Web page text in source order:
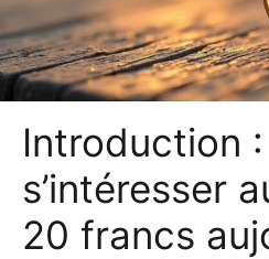
Introduction
s’intéresser
20 francs